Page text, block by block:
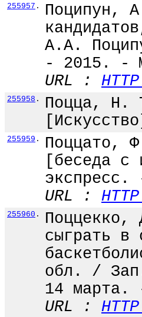
255957 .
Поципун,
А.А.
- 2015. -
URL :
255958 .
Поцца,
255959 .
Поццато,
[беседа
URL :
255960 .
Поццекко,
сыграть в
обл. /
14
URL :